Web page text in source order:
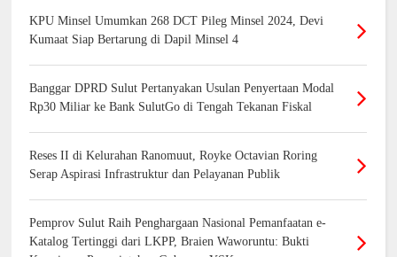
KPU Minsel Umumkan 268 DCT Pileg Minsel 2024, Devi
Kumaat Siap Bertarung di Dapil Minsel 4
Banggar DPRD Sulut Pertanyakan Usulan Penyertaan Modal
Rp30 Miliar ke Bank SulutGo di Tengah Tekanan Fiskal
Reses II di Kelurahan Ranomuut, Royke Octavian Roring
Serap Aspirasi Infrastruktur dan Pelayanan Publik
Pemprov Sulut Raih Penghargaan Nasional Pemanfaatan e-
Katalog Tertinggi dari LKPP, Braien Waworuntu: Bukti